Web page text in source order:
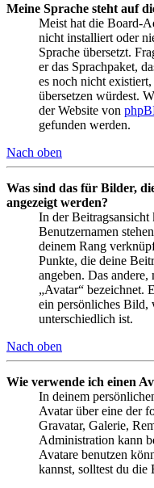
Meine Sprache steht auf
Meist hat die Board-
nicht installiert oder
Sprache übersetzt.
er das Sprachpaket,
es noch nicht
übersetzen würdest.
der Website von
gefunden werden.
Nach oben
Was sind das für Bilder,
angezeigt werden?
In der
Benutzernamen
deinem Rang
Punkte, die deine
angeben. Das
„Avatar“ bezeichnet.
ein persönliches Bild,
unterschiedlich ist.
Nach oben
Wie verwende ich einen
In deinem
Avatar über eine der
Gravatar, Galerie,
Administration kann
Avatare benutzen
kannst, solltest du